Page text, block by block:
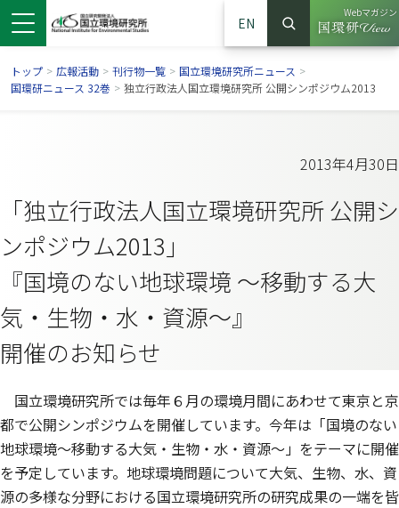
ドウで開きます）
ンドウで開きます）
ウインドウで開きます）
EN
サイト内検索
検索
Webマガジン
（別ウイ
トップ > 広報活動 > 刊行物一覧 > 国立環境研究所ニュース >
国環研ニュース 32巻 > 独立行政法人国立環境研究所 公開シンポジウム2013
2013年4月30日
「独立行政法人国立環境研究所 公開シ
ンポジウム2013」
『国境のない地球環境 ～移動する大
気・生物・水・資源～』
開催のお知らせ
国立環境研究所では毎年６月の環境月間にあわせて東京と京
都で公開シンポジウムを開催しています。今年は「国境のない
地球環境～移動する大気・生物・水・資源～」をテーマに開催
を予定しています。地球環境問題について大気、生物、水、資
源の多様な分野における国立環境研究所の研究成果の一端を皆